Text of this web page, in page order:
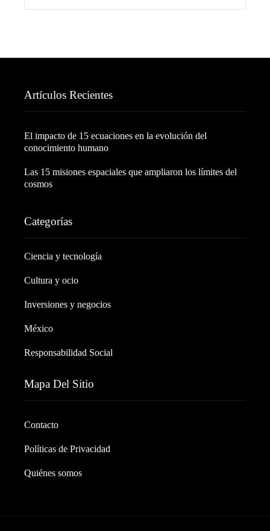
Artículos Recientes
El impacto de 15 ecuaciones en la evolución del
conocimiento humano
Las 15 misiones espaciales que ampliaron los límites del
cosmos
Categorías
Ciencia y tecnología
Cultura y ocio
Inversiones y negocios
México
Responsabilidad Social
Mapa Del Sitio
Contacto
Políticas de Privacidad
Quiénes somos